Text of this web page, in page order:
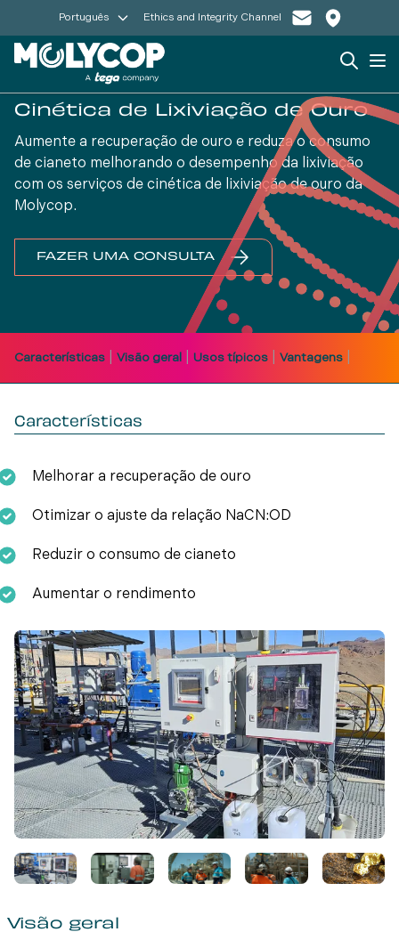
Português Ethics and Integrity Channel
Search
Cinética de Lixiviação de Ouro
Aumente a recuperação de ouro e reduza o consumo
de cianeto melhorando o desempenho da lixiviação
com os serviços de cinética de lixiviação de ouro da
Molycop.
FAZER UMA CONSULTA
Características Visão geral Usos típicos Vantagens
Características
Melhorar a recuperação de ouro
Otimizar o ajuste da relação NaCN:OD
Reduzir o consumo de cianeto
Aumentar o rendimento
Visão geral